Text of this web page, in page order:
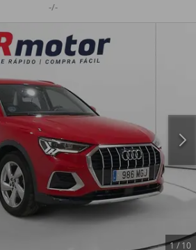
-/-
1/10